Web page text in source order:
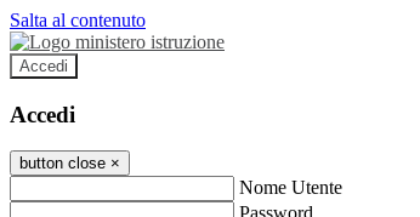
Salta al contenuto
Accedi
Accedi
button close ×
Nome Utente